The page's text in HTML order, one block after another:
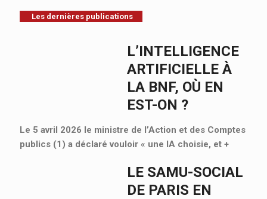
Les dernières publications
L’INTELLIGENCE
ARTIFICIELLE À
LA BNF, OÙ EN
EST-ON ?
Le 5 avril 2026 le ministre de l’Action et des Comptes
publics (1) a déclaré vouloir « une IA choisie, et +
LE SAMU-SOCIAL
DE PARIS EN